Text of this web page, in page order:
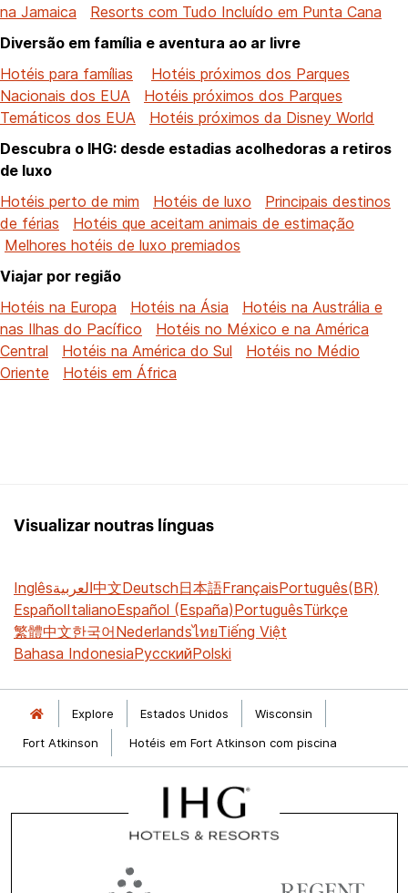
na Jamaica
Resorts com Tudo Incluído em Punta Cana
Diversão em família e aventura ao ar livre
Hotéis para famílias
Hotéis próximos dos Parques
Nacionais dos EUA
Hotéis próximos dos Parques
Temáticos dos EUA
Hotéis próximos da Disney World
Descubra o IHG: desde estadias acolhedoras a retiros
de luxo
Hotéis perto de mim
Hotéis de luxo
Principais destinos
de férias
Hotéis que aceitam animais de estimação
Melhores hotéis de luxo premiados
Viajar por região
Hotéis na Europa
Hotéis na Ásia
Hotéis na Austrália e
nas Ilhas do Pacífico
Hotéis no México e na América
Central
Hotéis na América do Sul
Hotéis no Médio
Oriente
Hotéis em África
Visualizar noutras línguas
Inglêsالعربية中文Deutsch日本語FrançaisPortuguês(BR)
EspañolItalianoEspañol (España)PortuguêsTürkçe
繁體中文한국어NederlandsไทยTiếng Việt
Bahasa IndonesiaРусскийPolski
Explore Estados Unidos
Wisconsin
Fort Atkinson
Hotéis em Fort Atkinson com piscina